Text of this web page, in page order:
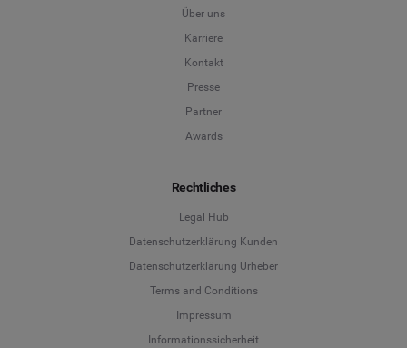
Über uns
Karriere
Kontakt
Presse
Partner
Awards
Rechtliches
Legal Hub
Datenschutzerklärung Kunden
Datenschutzerklärung Urheber
Terms and Conditions
Impressum
Informationssicherheit